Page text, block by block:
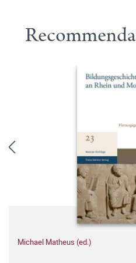
Michael Matheus (ed.)